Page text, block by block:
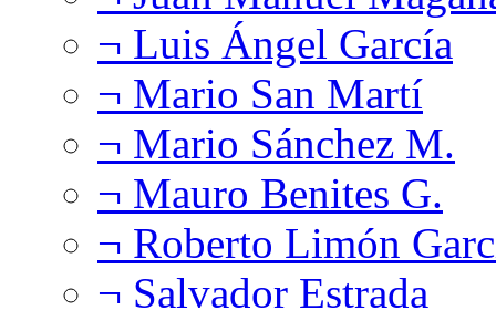
¬ Luis Ángel García
¬ Mario San Martí
¬ Mario Sánchez M.
¬ Mauro Benites G.
¬ Roberto Limón
¬ Salvador Estrada